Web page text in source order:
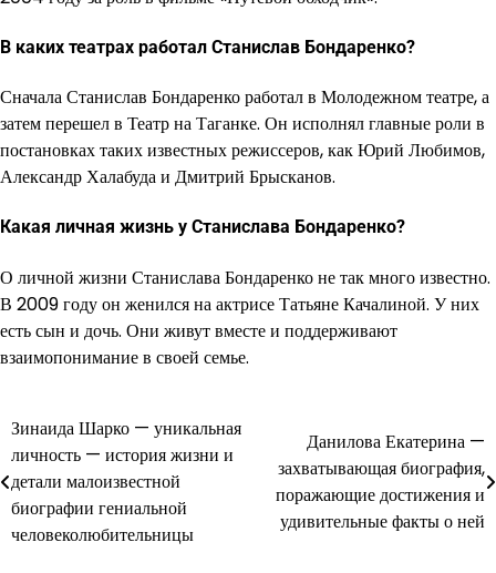
В каких театрах работал Станислав Бондаренко?
Сначала Станислав Бондаренко работал в Молодежном театре, а
затем перешел в Театр на Таганке. Он исполнял главные роли в
постановках таких известных режиссеров, как Юрий Любимов,
Александр Халабуда и Дмитрий Брысканов.
Какая личная жизнь у Станислава Бондаренко?
О личной жизни Станислава Бондаренко не так много известно.
В 2009 году он женился на актрисе Татьяне Качалиной. У них
есть сын и дочь. Они живут вместе и поддерживают
взаимопонимание в своей семье.
Навигация
по
записям
Зинаида Шарко — уникальная
личность — история жизни и
детали малоизвестной
биографии гениальной
человеколюбительницы
Данилова Екатерина —
захватывающая биография,
поражающие достижения и
удивительные факты о ней